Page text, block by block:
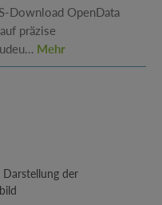
Download OpenData
präzise
Mehr